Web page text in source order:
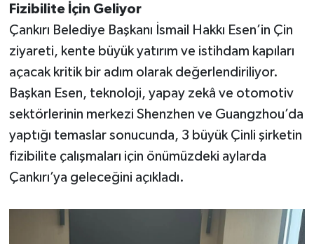
Fizibilite İçin Geliyor
Çankırı Belediye Başkanı İsmail Hakkı Esen’in Çin
ziyareti, kente büyük yatırım ve istihdam kapıları
açacak kritik bir adım olarak değerlendiriliyor.
Başkan Esen, teknoloji, yapay zekâ ve otomotiv
sektörlerinin merkezi Shenzhen ve Guangzhou’da
yaptığı temaslar sonucunda, 3 büyük Çinli şirketin
fizibilite çalışmaları için önümüzdeki aylarda
Çankırı’ya geleceğini açıkladı.